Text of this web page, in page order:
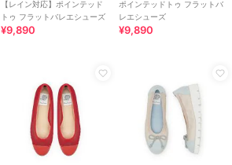
【レイン対応】ポインテッド
トゥ フラットバレエシューズ
¥9,890
ポインテッドトゥ フラットバ
レエシューズ
¥9,890